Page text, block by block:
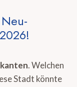
. Welchen
Stadt könnte